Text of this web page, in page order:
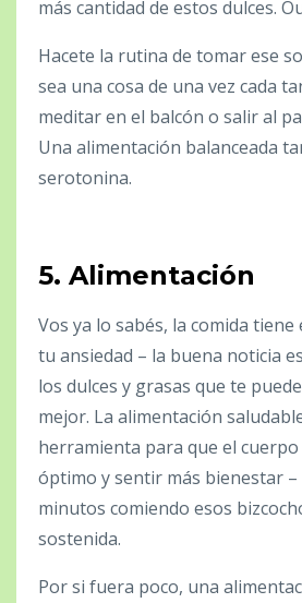
más cantidad de estos dulces.
Hacete la rutina de tomar ese
sea una cosa de una vez cada
meditar en el balcón o salir al
Una alimentación balanceada
serotonina.
5. Alimentación
Vos ya lo sabés, la comida
tu ansiedad – la buena noticia
los dulces y grasas que te
mejor. La alimentación
herramienta para que el
óptimo y sentir más bienestar
minutos comiendo esos
sostenida.
Por si fuera poco, una